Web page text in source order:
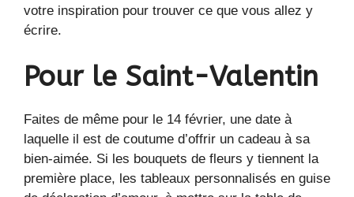
votre inspiration pour trouver ce que vous allez y
écrire.
Pour le Saint-Valentin
Faites de même pour le 14 février, une date à
laquelle il est de coutume d’offrir un cadeau à sa
bien-aimée. Si les bouquets de fleurs y tiennent la
première place, les tableaux personnalisés en guise